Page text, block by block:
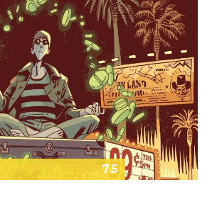
7.5